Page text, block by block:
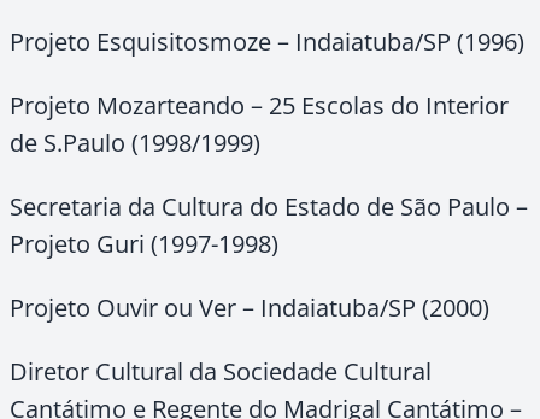
Projeto Esquisitosmoze – Indaiatuba/SP (1996)
Projeto Mozarteando – 25 Escolas do Interior
de S.Paulo (1998/1999)
Secretaria da Cultura do Estado de São Paulo –
Projeto Guri (1997-1998)
Projeto Ouvir ou Ver – Indaiatuba/SP (2000)
Diretor Cultural da Sociedade Cultural
Cantátimo e Regente do Madrigal Cantátimo –